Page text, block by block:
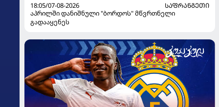
18:05/07-08-2026
ᲡᲐᲤᲠᲐᲜᲒᲔᲗᲘ
აპრილში დანიშნული "ბორდოს" მწვრთნელი
გადააყენეს